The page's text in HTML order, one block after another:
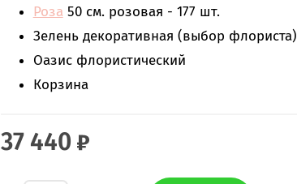
Роза 50 см. розовая - 177 шт.
Зелень декоративная (выбор флориста)
Оазис флористический
Корзина
37 440